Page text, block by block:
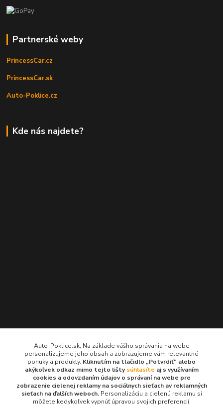
Partnerské weby
PrincessCar.cz
PrincessCar.sk
Auto-Poklice.cz
Kde nás najdete?
Kontakty
Auto-Poklice.sk
(Po-Pia, 8-16 hod.)
info@auto-poklice.sk
Auto-Poklice.sk, Na základe vášho správania na webe
personalizujeme jeho obsah a zobrazujeme vám relevantné
ponuky a produkty. Kliknutím na tlačidlo „Potvrdiť“ alebo
akýkoľvek odkaz mimo tejto lištysúhlasíte aj s využívaním
cookies a odovzdaním údajov o správaní na webe pre
zobrazenie cielenej reklamy na sociálnych sieťach av reklamných
sieťach na ďalších weboch.Personalizáciu a cielenú reklamu si
môžete kedykoľvek vypnúť úpravou svojich preferencií.